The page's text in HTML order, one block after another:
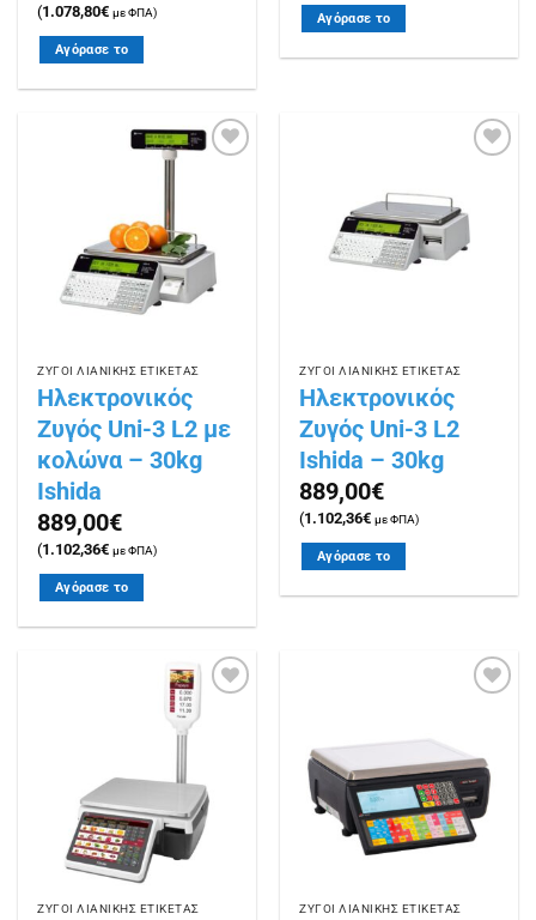
(1.078,80€ με ΦΠΑ)
Αγόρασε το
Αγόρασε το
ΖΥΓΟΙ ΛΙΑΝΙΚΗΣ ΕΤΙΚΕΤΑΣ
Ηλεκτρονικός
Ζυγός Uni-3 L2 με
κολώνα – 30kg
Ishida
889,00€
(1.102,36€ με ΦΠΑ)
Αγόρασε το
λίστα
επιθυμιών
ΖΥΓΟΙ ΛΙΑΝΙΚΗΣ ΕΤΙΚΕΤΑΣ
Ηλεκτρονικός
Ζυγός Uni-3 L2
Ishida – 30kg
889,00€
(1.102,36€ με ΦΠΑ)
Αγόρασε το
Πρόσθήκη
στην
ΖΥΓΟΙ ΛΙΑΝΙΚΗΣ ΕΤΙΚΕΤΑΣ
επιθυμιών
ΖΥΓΟΙ ΛΙΑΝΙΚΗΣ ΕΤΙΚΕΤΑΣ